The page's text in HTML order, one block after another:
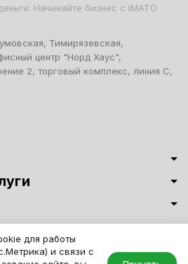
Начинайте бизнес с IMATO
Тимирязевская,
центр "Норд Хаус",
2, торговый комплекс, линия С,
Политика обработки персональных
данных
И Офисной Мебели. ООО "ИМАТО",
для работы
и связи с